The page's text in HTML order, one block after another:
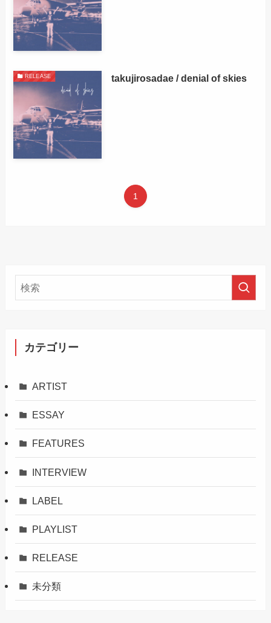
RELEASE takujirosadae / denial of skies
1
カテゴリー
ARTIST
ESSAY
FEATURES
INTERVIEW
LABEL
PLAYLIST
RELEASE
未分類